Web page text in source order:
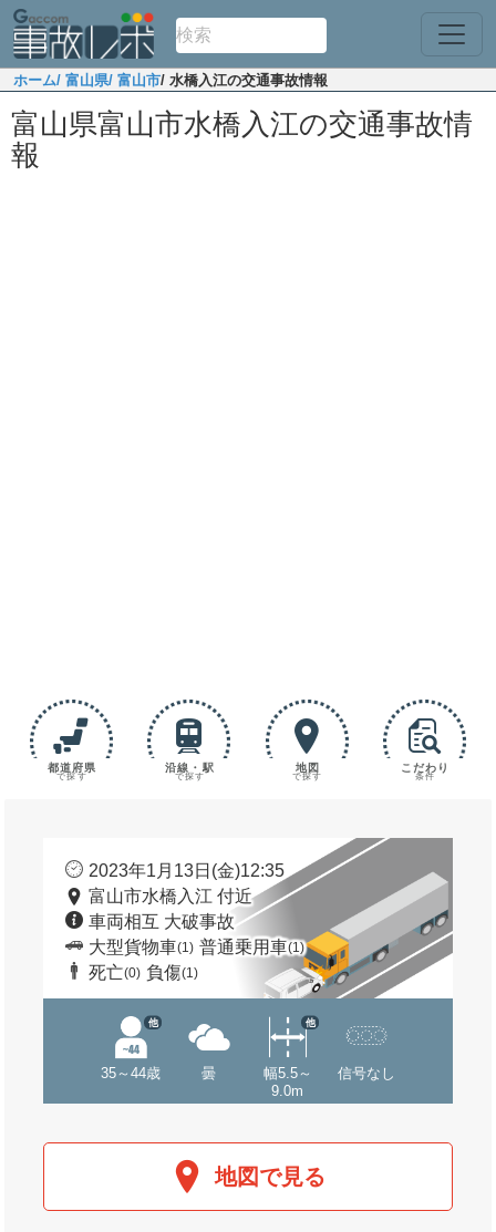
ホーム/ 富山県/ 富山市/ 水橋入江の交通事故情報
富山県富山市水橋入江の交通事故情
報
都道府県
で探す
沿線・駅
で探す
地図
で探す
こだわり
条件
2023年1月13日(金)12:35
富山市水橋入江 付近
車両相互 大破事故
大型貨物車(1) 普通乗用車(1)
死亡(0) 負傷(1)
35～44歳
他
曇
幅5.5～
9.0m
他
信号なし
地図で見る